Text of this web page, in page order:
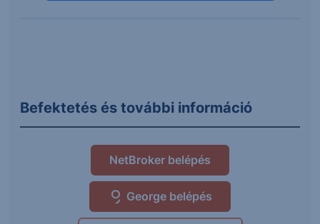
Befektetés és további információ
NetBroker belépés
George belépés